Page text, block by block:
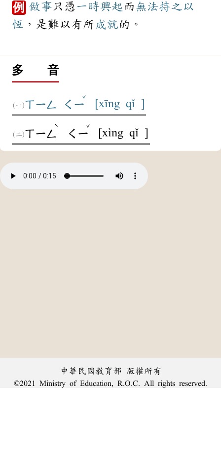
例 做事 只憑 一時興起 而 無法持之以
恆 ，是難以有所 成就的。
多 音
ㄒㄧㄥ ㄑㄧ
ˇ
[xīng qǐ ]
ㄒㄧㄥ
ˋ
ㄑㄧ
ˇ
[xìng qǐ ]
中華民國教育部 版權所有
©2021 Ministry of Education, R.O.C. All rights reserved.